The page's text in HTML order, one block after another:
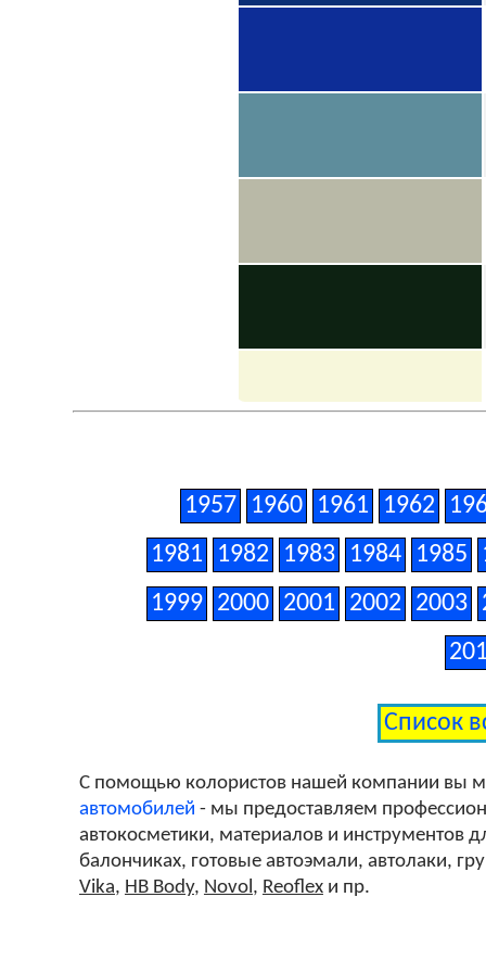
1957 1960 1961 1962
1981
1982 1983 1984 1985
1999 2000 2001 2002 2003
Список
С помощью колористов нашей компании вы
автомобилей - мы предоставляем
автокосметики, материалов и инструментов
балончиках, готовые автоэмали, автолаки,
Vika, HB Body, Novol, Reoflexи пр.